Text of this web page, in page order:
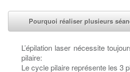
Pourquoi réaliser plusieurs
L’épilation laser nécessite
pilaire:
Le cycle pilaire représente les 3